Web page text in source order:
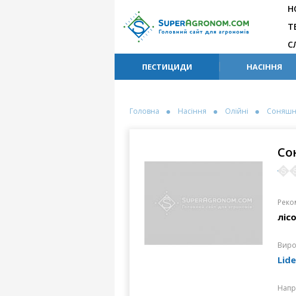
ПЕСТИЦИДИ НАСІННЯ
Головна Насіння Олійні